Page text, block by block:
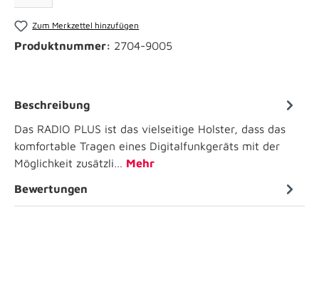
Zum Merkzettel hinzufügen
Produktnummer: 2704-9005
Beschreibung
Das RADIO PLUS ist das vielseitige Holster, dass das
komfortable Tragen eines Digitalfunkgeräts mit der
Möglichkeit zusätzli… Mehr
Bewertungen